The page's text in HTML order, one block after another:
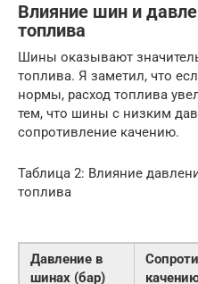
Влияние шин и
топлива
Шины оказывают
топлива. Я заметил, что
нормы, расход топлива
тем, что шины с низким
сопротивление качению.
Таблица 2: Влияние
топлива
Давление в
шинах (бар)